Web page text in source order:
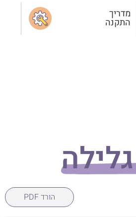
מדריך
התקנה
הורד PDF